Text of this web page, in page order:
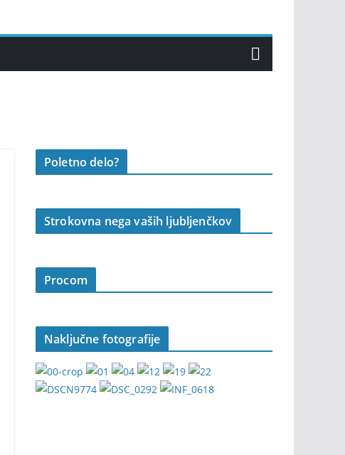
Poletno delo?
Strokovna nega vaših ljubljenčkov
Procom
Naključne fotografije